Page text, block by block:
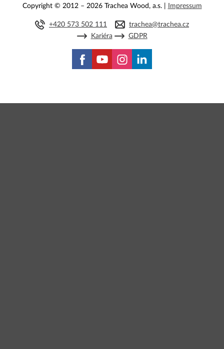
Copyright © 2012 – 2026 Trachea Wood, a.s. | Impressum
+420 573 502 111
trachea@trachea.cz
Kariéra
GDPR